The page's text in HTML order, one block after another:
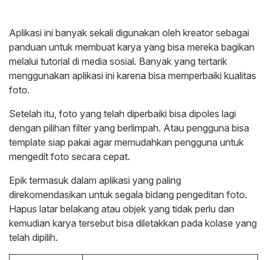
Aplikasi ini banyak sekali digunakan oleh kreator sebagai
panduan untuk membuat karya yang bisa mereka bagikan
melalui tutorial di media sosial. Banyak yang tertarik
menggunakan aplikasi ini karena bisa memperbaiki kualitas
foto.
Setelah itu, foto yang telah diperbaiki bisa dipoles lagi
dengan pilihan filter yang berlimpah. Atau pengguna bisa
template siap pakai agar memudahkan pengguna untuk
mengedit foto secara cepat.
Epik termasuk dalam aplikasi yang paling
direkomendasikan untuk segala bidang pengeditan foto.
Hapus latar belakang atau objek yang tidak perlu dan
kemudian karya tersebut bisa diletakkan pada kolase yang
telah dipilih.